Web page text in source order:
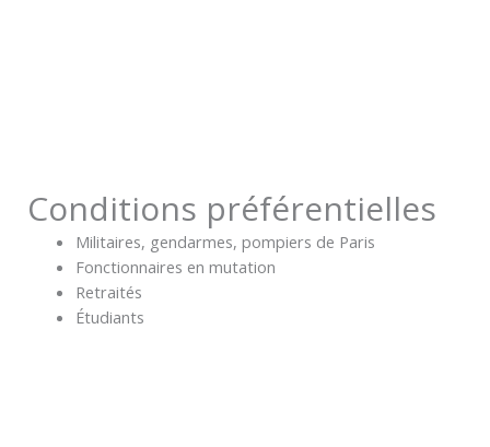
Conditions préférentielles
Militaires, gendarmes, pompiers de Paris
Fonctionnaires en mutation
Retraités
Étudiants